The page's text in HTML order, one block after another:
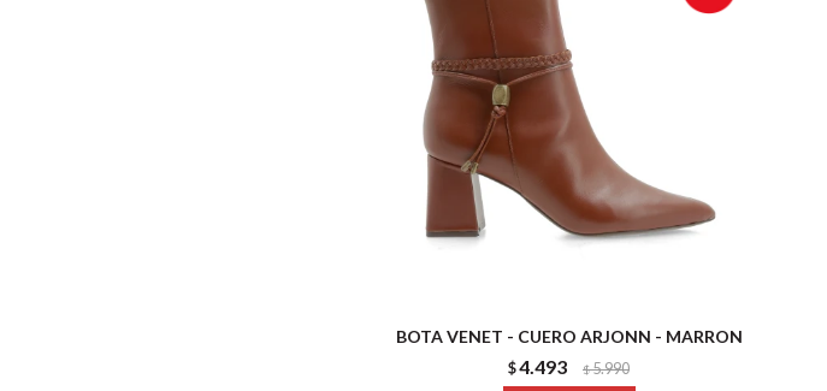
BOTA VENET - CUERO ARJONN - MARRON
$4.493 $5.990